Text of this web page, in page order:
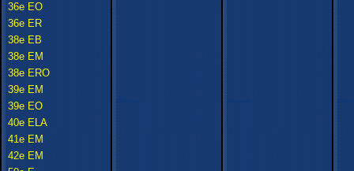
36e EO
36e ER
38e EB
38e EM
38e ERO
39e EM
39e EO
40e ELA
41e EM
42e EM